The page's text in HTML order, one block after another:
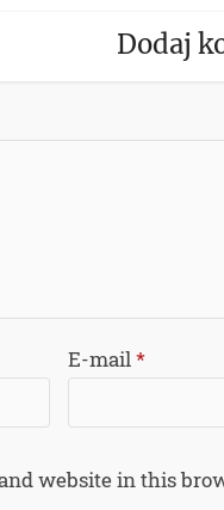
Dodaj
E-mail*
website in this